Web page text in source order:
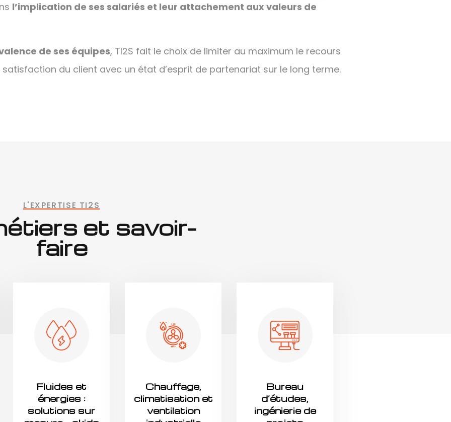
l’implication de ses salariés et leur attachement aux valeurs de
de ses équipes, TI2S fait le choix de limiter au maximum le recours
du client avec un état d’esprit de partenariat sur le long terme.
L'EXPERTISE TI2S
et savoir-
faire
Fluides et
énergies :
solutions sur
Chauffage,
climatisation et
ventilation
Bureau
d’études,
ingénierie de